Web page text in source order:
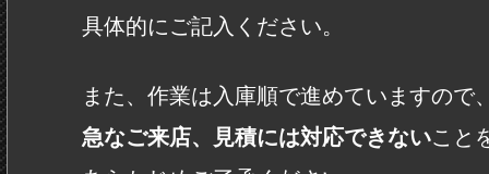
具体的にご記入ください。
また、作業は入庫順で進めていますので
急なご来店、見積には対応できないこと